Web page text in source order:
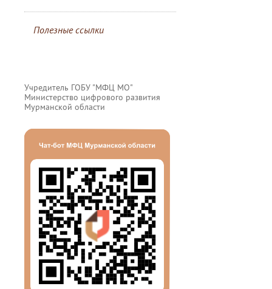
Полезные ссылки
Учредитель ГОБУ "МФЦ МО"
Министерство цифрового развития
Мурманской области